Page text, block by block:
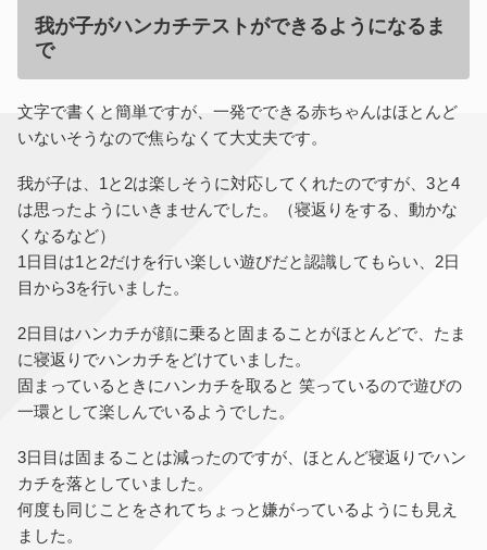
我が子がハンカチテストができるようになるま
で
文字で書くと簡単ですが、一発でできる赤ちゃんはほとんど
いないそうなので焦らなくて大丈夫です。
我が子は、1と2は楽しそうに対応してくれたのですが、3と4
は思ったようにいきませんでした。（寝返りをする、動かな
くなるなど）
1日目は1と2だけを行い楽しい遊びだと認識してもらい、2日
目から3を行いました。
2日目はハンカチが顔に乗ると固まることがほとんどで、たま
に寝返りでハンカチをどけていました。
固まっているときにハンカチを取ると 笑っているので遊びの
一環として楽しんでいるようでした。
3日目は固まることは減ったのですが、ほとんど寝返りでハン
カチを落としていました。
何度も同じことをされてちょっと嫌がっているようにも見え
ました。